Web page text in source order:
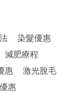
染髮優惠
減肥療程
惠
激光脫毛
惠